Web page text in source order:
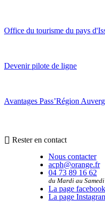
Office du tourisme du pays
Devenir pilote de ligne
Avantages Pass’Région
Rester en contact
Nous contacter
acph@orange.fr
04 73 89 16 62
du Mardi au
La page
La page